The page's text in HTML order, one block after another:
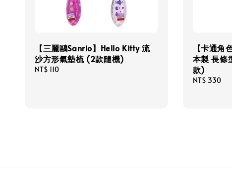
【三麗鷗Sanrio】Hello Kitty 流
沙方形氣墊梳 (2款隨機)
Regular
NT$ 110
【卡通角
本製 長條
款)
Regular
NT$ 330